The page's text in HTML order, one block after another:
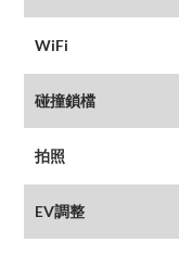
WiFi
碰撞鎖檔
拍照
EV調整